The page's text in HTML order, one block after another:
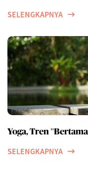
SELENGKAPNYA
Yoga, Tren
SELENGKAPNYA